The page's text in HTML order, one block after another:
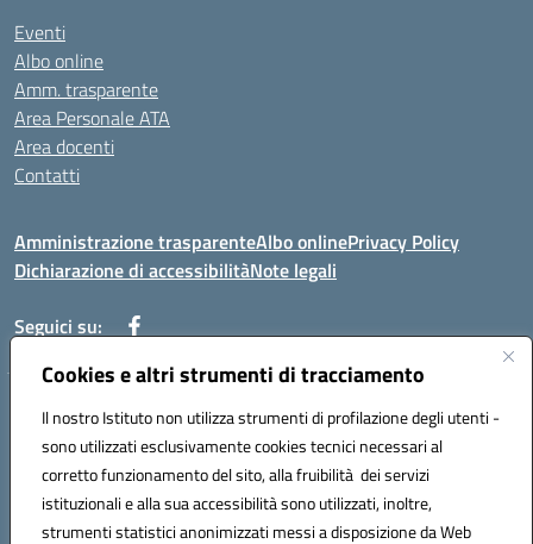
Cookies e altri strumenti di tracciamento
Il nostro Istituto non utilizza strumenti di profilazione degli utenti -
sono utilizzati esclusivamente cookies tecnici necessari al
corretto funzionamento del sito, alla fruibilità dei servizi
istituzionali e alla sua accessibilità sono utilizzati, inoltre,
strumenti statistici anonimizzati messi a disposizione da Web
Eventi
Albo online
Amm. trasparente
Area Personale ATA
Area docenti
Contatti
Amministrazione trasparenteAlbo onlinePrivacy Policy
Dichiarazione di accessibilitàNote legali
Seguici su:
Indirizzo: VIA BRECCIAME, 46 - 81024 MADDALONI (CE)
Mail: CEIC8AU001@istruzione.it - Pec: CEIC8AU001@pec.istruzione.it -
Telefono: 0823408721
Meccanografico: CEIC8AU001
Codice fiscale: 93086080616